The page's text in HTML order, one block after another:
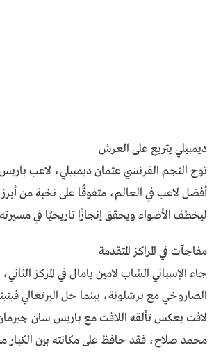
ديمبيلي يتربع على العرش
توج النجم الفرنسي عثمان ديمبيلي، لاعب
أفضل لاعب في العالم، متفوقًا على نخبة من أبرز
ليخطف الأضواء ويحقق إنجازًا تاريخيًا في
مفاجآت في المراكز المتقدمة
جاء الإسباني الشاب لامين يامال في المركز
الصاروخي مع برشلونة، بينما حل البرتغالي
لافت يعكس تألقه اللافت مع باريس سان
محمد صلاح، فقد حافظ على مكانته بين الكبار